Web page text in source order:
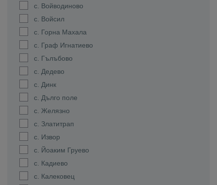
с. Войводиново
с. Войсил
с. Горна Махала
с. Граф Игнатиево
с. Гълъбово
с. Дедево
с. Динк
с. Дълго поле
с. Желязно
с. Златитрап
с. Извор
с. Йоаким Груево
с. Кадиево
с. Калековец